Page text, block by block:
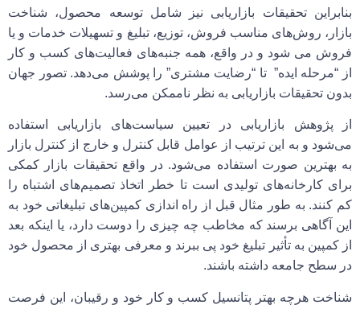
بنابراین تحقیقات بازاریابی نیز شامل توسعه محصول، شناخت
بازار، روش‌های مناسب فروش، توزیع، تبلیغ و تسهیلات خدمات و یا
فروش می شود و در واقع، همه جنبه‌های فعالیت‌های کسب و کار
از “مرحله ایده” تا “رضایت مشتری” را پوشش می‌دهد. تصور جهان
بدون تحقیقات بازاریابی به نظر ناممکن می‌رسد.
از پژوهش بازاریابی در تعیین سیاست‌های بازاریابی استفاده
می‌شود و به این ترتیب از عوامل قابل کنترل و خارج از کنترل بازار
به بهترین صورت استفاده می‌شود. در واقع تحقیقات بازار کمکی
برای کارخانه‌های تولیدی است تا خطر اتخاذ تصمیم‌های اشتباه را
کم کنند. به طور مثال قبل از راه اندازی کمپین‌های تبلیغاتی خود به
این آگاهی برسند که مخاطب چه چیزی را دوست دارد، یا اینکه بعد
از کمپین به تأثیر تبلیغ خود پی ببرند و معرفی بهتری از محصول خود
در سطح جامعه داشته باشند.
شناخت هرچه بهتر پتانسیل کسب و کار خود و رقیبان، این فرصت